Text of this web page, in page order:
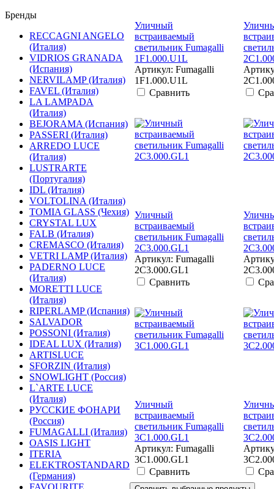
Бренды
RECCAGNI ANGELO
(Италия)
VIDRIOS GRANADA
(Испания)
NERVILAMP (Италия)
FAVEL (Италия)
LA LAMPADA
(Италия)
BEJORAMA (Испания)
PASSERI (Италия)
ARREDO LUCE
(Италия)
LUSTRARTE
(Португалия)
IDL (Италия)
VOLTOLINA (Италия)
TOMIA GLASS (Чехия)
CRYSTAL LUX
FALB (Италия)
CREMASCO (Италия)
VETRI LAMP (Италия)
PADERNO LUCE
(Италия)
MORETTI LUCE
(Италия)
RIPERLAMP (Испания)
SALVADOR
POSSONI (Италия)
IDEAL LUX (Италия)
ARTISLUCE
SFORZIN (Италия)
SNOWLIGHT (Россия)
L`ARTE LUCE
(Италия)
РУССКИЕ ФОНАРИ
(Россия)
FUMAGALLI (Италия)
OASIS LIGHT
ITERIA
ELEKTROSTANDARD
(Германия)
FAVOURITE
Уличный
встраиваемый
светильник Fumagalli
1F1.000.U1L
Артикул: Fumagalli
1F1.000.U1L
Сравнить
Уличный
встраиваемый
светильник Fumagalli
2C3.000.GL1
Артикул: Fumagalli
2C3.000.GL1
Сравнить
Уличный
встраиваемый
светильник Fumagalli
3C1.000.GL1
Артикул: Fumagalli
3C1.000.GL1
Сравнить